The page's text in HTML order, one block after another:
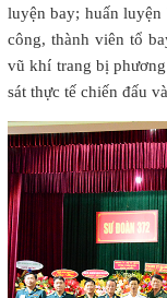
luyện bay; huấn
công, thành viên tổ
vũ khí trang bị
sát thực tế chiến đấu